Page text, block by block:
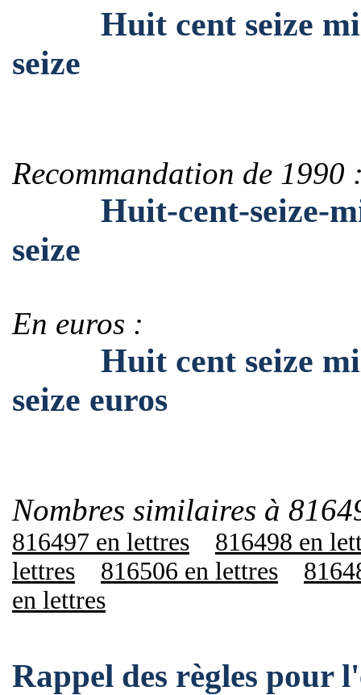
Huit cent seize
seize
Recommandation de 1990
Huit-cent-seize-
seize
En euros :
Huit cent seize
seize euros
Nombres similaires à
816497 en lettres
816498 en
lettres
816506 en lettres
en lettres
Rappel des règles pour